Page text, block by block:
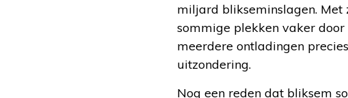
miljard blikseminslagen.
sommige plekken vaker
meerdere ontladingen
uitzondering.
Nog een reden dat bliksem